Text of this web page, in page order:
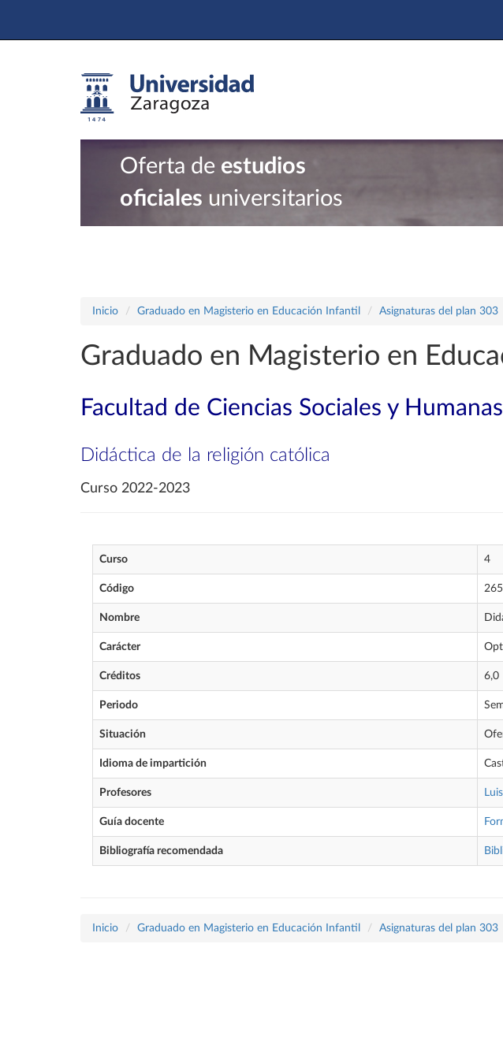
Oferta de estudios
oficiales universitarios
Inicio Graduado en Magisterio en Educación Infantil Asignaturas del plan 303
Graduado en Magisterio en
Facultad de Ciencias Sociales y Humanas
Didáctica de la religión católica
Curso 2022-2023
Curso 4
Código
Nombre
Carácter
Créditos 6,0
Periodo
Situación
Idioma de impartición
Profesores
Guía docente
Bibliografía recomendada
Inicio Graduado en Magisterio en Educación Infantil Asignaturas del plan 303